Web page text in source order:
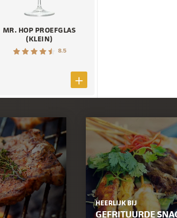
MR. HOP PROEFGLAS
(KLEIN)
8.5
HEERLIJK BIJ
GEFRITUURDE